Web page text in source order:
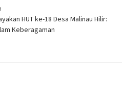
HUT ke-18 Desa Malinau Hilir:
Keberagaman